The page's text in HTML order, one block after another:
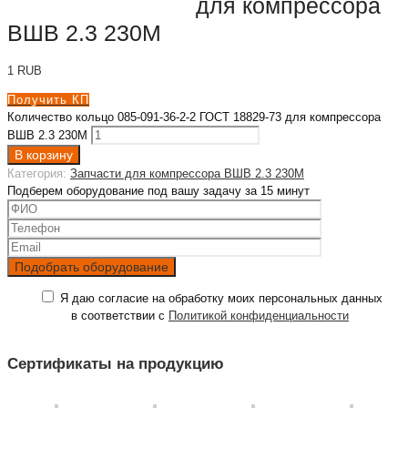
для компрессора
ВШВ 2.3 230М
1 RUB
Получить КП
Количество кольцо 085-091-36-2-2 ГОСТ 18829-73 для компрессора
ВШВ 2.3 230М
В корзину
Категория: Запчасти для компрессора ВШВ 2.3 230М
Подберем оборудование под вашу задачу за 15 минут
Я даю согласие на обработку моих персональных данных
в соответствии с Политикой конфиденциальности
Сертификаты на продукцию